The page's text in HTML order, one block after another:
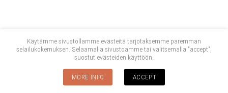
Käytämme sivustollamme evästeitä tarjotaksemme paremman
selailukokemuksen. Selaamalla sivustoamme tai valitsemalla "accept",
suostut evästeiden käyttöön.
MORE INFO ACCEPT